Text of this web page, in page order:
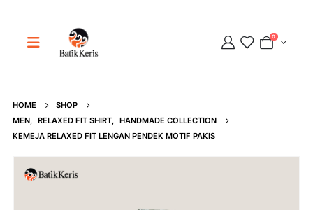
0
HOME
SHOP
MEN, RELAXED FIT SHIRT, HANDMADE COLLECTION
KEMEJA RELAXED FIT LENGAN PENDEK MOTIF PAKIS